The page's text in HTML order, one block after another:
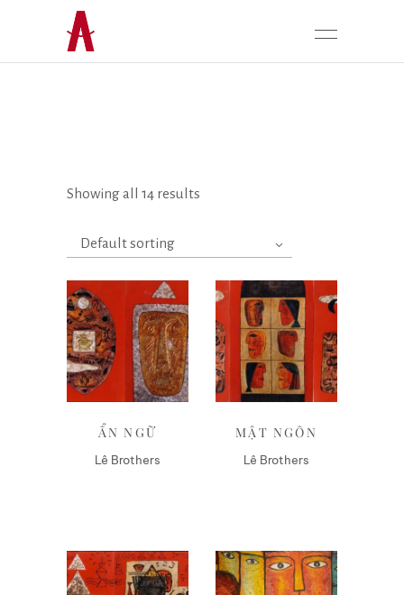
Showing all 14 results
Default sorting
Liên hệ
ẨN NGỮ
Lê Brothers
Liên hệ
MẬT NGÔN
Lê Brothers